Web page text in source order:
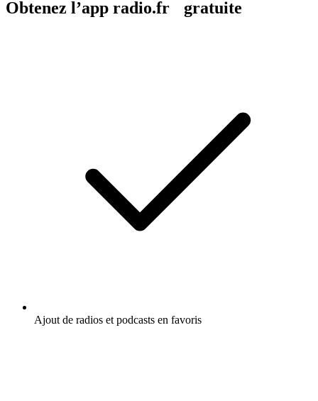
Obtenez l’app radio.fr gratuite
Ajout de radios et podcasts en favoris